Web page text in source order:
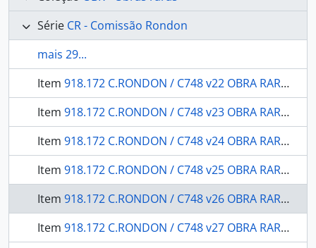
Série CR - Comissão Rondon
mais 29...
Item 918.172 C.RONDON / C748 v22 OBRA RARA / 1915 - Zoologia / Molluscos: pelo prof. Dr. Hermann von Ihering.
Item 918.172 C.RONDON / C748 v23 OBRA RARA / 1909 - História Natural Geologia: observações geológicas - geographicas e ethnographicas sobre a viagem de exploração de Cuyabá à Serra do Norte, passando por São Luiz de Cáceres.
Item 918.172 C.RONDON / C748 v24 OBRA RARA armário / 1911 - Quatro mapas de História Natural: mineralogia e geologia.
Item 918.172 C.RONDON / C748 v25 OBRA RARA / 1909 - Um mapa do levantamento expedito do Rio Jarú, affluente do Rio Gy-Paraná ou Machado, annexo ao 1 volume do relatório do chefe da Commissão: (estudos e reconhecimentos)
Item 918.172 C.RONDON / C748 v26 OBRA RARA / 1915 - Relatório: apresentado à Divisão de Engenharia (G.5) do Departamento da Guerra e a Directoria Geral dos Telegraphos.
Item 918.172 C.RONDON / C748 v27 OBRA RARA / 1916 - Relatório dos trabalhos realizados durante o ano de 1908